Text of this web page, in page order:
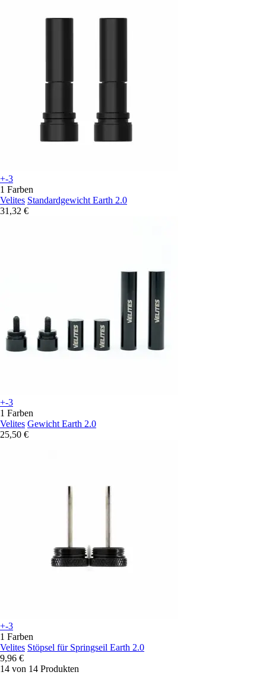
+-3
1 Farben
Velites Standardgewicht Earth 2.0
31,32 €
+-3
1 Farben
Velites Gewicht Earth 2.0
25,50 €
+-3
1 Farben
Velites Stöpsel für Springseil Earth 2.0
9,96 €
14 von 14 Produkten